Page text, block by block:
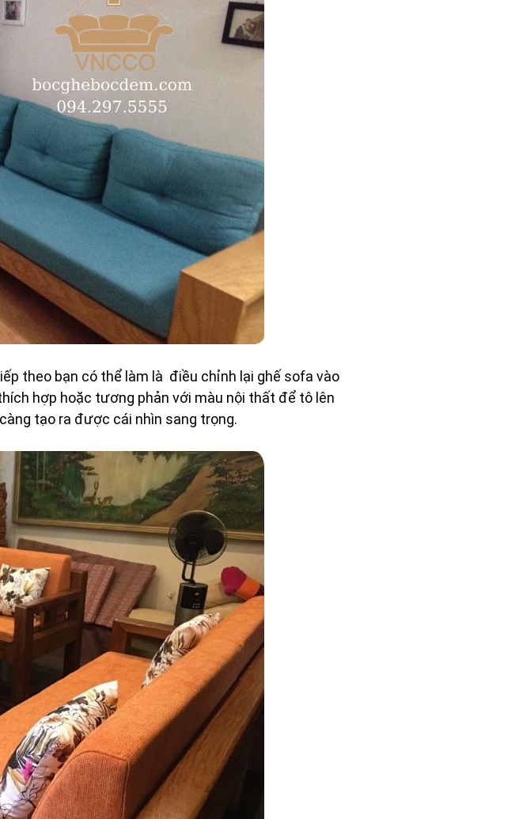
theo bạn có thể làm là điều chỉnh lại ghế sofa vào
hợp hoặc tương phản với màu nội thất để tô lên
tạo ra được cái nhìn sang trọng.